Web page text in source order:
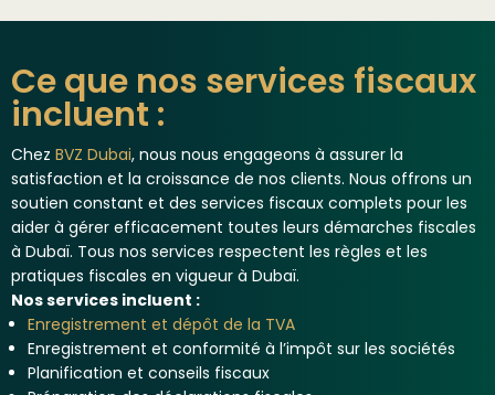
Ce que nos services fiscaux
incluent :
Chez BVZ Dubai, nous nous engageons à assurer la
satisfaction et la croissance de nos clients. Nous offrons un
soutien constant et des services fiscaux complets pour les
aider à gérer efficacement toutes leurs démarches fiscales
à Dubaï. Tous nos services respectent les règles et les
pratiques fiscales en vigueur à Dubaï.
Nos services incluent :
Enregistrement et dépôt de la TVA
Enregistrement et conformité à l’impôt sur les sociétés
Planification et conseils fiscaux